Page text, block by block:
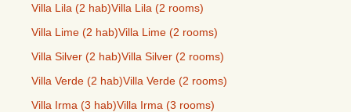
Villa Lila (2 hab)Villa Lila (2 rooms)
Villa Lime (2 hab)Villa Lime (2 rooms)
Villa Silver (2 hab)Villa Silver (2 rooms)
Villa Verde (2 hab)Villa Verde (2 rooms)
Villa Irma (3 hab)Villa Irma (3 rooms)